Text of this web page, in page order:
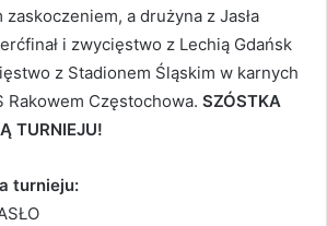
a drużyna z Jasła
i zwycięstwo z Lechią Gdańsk
z Stadionem Śląskim w karnych
Rakowem Częstochowa. SZÓSTKA
TURNIEJU!
turnieju: